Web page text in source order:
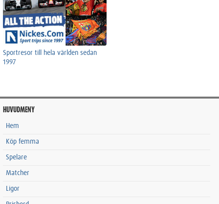
Sportresor till hela världen sedan
1997
HUVUDMENY
Hem
Köp femma
Spelare
Matcher
Ligor